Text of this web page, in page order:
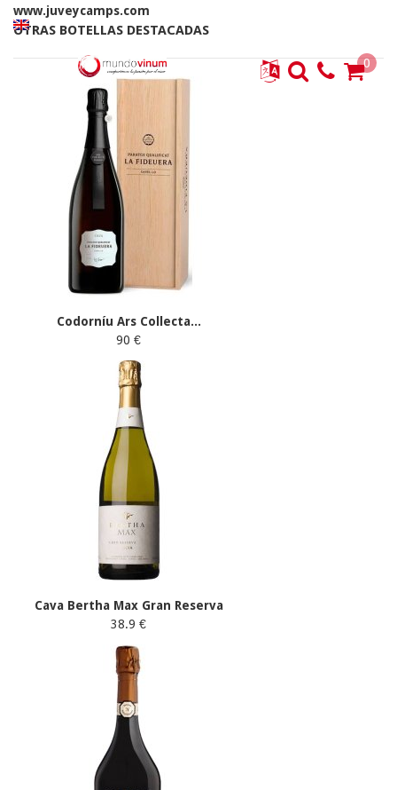
www.juveycamps.com
OTRAS BOTELLAS DESTACADAS
Codorníu Ars Collecta...
90 €
Cava Bertha Max Gran Reserva
38.9 €
0